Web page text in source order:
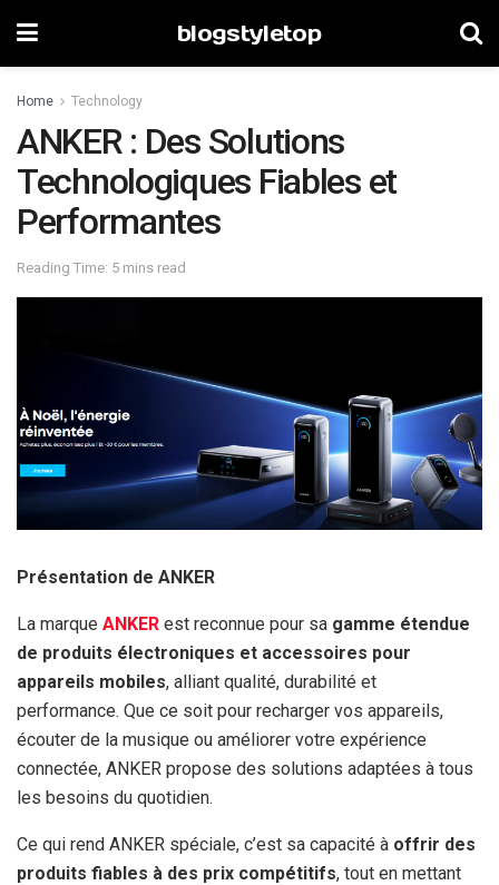
blogstyletop
Home Technology
ANKER : Des Solutions
Technologiques Fiables et
Performantes
Reading Time: 5 mins read
Présentation de ANKER
La marque ANKER est reconnue pour sa gamme étendue
de produits électroniques et accessoires pour
appareils mobiles, alliant qualité, durabilité et
performance. Que ce soit pour recharger vos appareils,
écouter de la musique ou améliorer votre expérience
connectée, ANKER propose des solutions adaptées à tous
les besoins du quotidien.
Ce qui rend ANKER spéciale, c’est sa capacité à offrir des
produits fiables à des prix compétitifs, tout en mettant